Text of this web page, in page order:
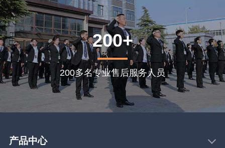
200+
200多名专业售后服务人员
产品中心